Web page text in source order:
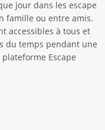
jour dans les escape
famille ou entre amis.
accessibles à tous et
du temps pendant une
Escape